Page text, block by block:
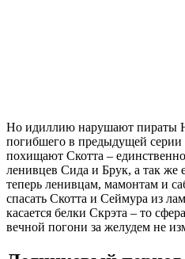
Но идиллию нарушают пираты
погибшего в предыдущей серии
похищают Скотта –
ленивцев Сида и Брук, а так
теперь ленивцам, мамонтам и
спасать Скотта и Сеймура из
касается белки Скрэта – то
вечной погони за желудем не